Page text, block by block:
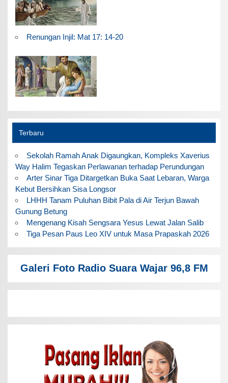
Renungan Injil: Mat 17: 14-20
Terbaru
Sekolah Ramah Anak Digaungkan, Kompleks Xaverius
Way Halim Tegaskan Perlawanan terhadap Perundungan
Arter Sinar Tiga Ditargetkan Buka Saat Lebaran, Warga
Kebut Bersihkan Sisa Longsor
LHHH Tanam Puluhan Bibit Pala di Air Terjun Bawah
Gunung Betung
Mengenang Kisah Sengsara Yesus Lewat Jalan Salib
Tiga Pesan Paus Leo XIV untuk Masa Prapaskah 2026
Galeri Foto Radio Suara Wajar 96,8 FM